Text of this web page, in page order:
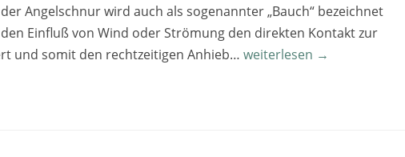
Angelschnur wird auch als sogenannter „Bauch“ bezeichnet
Einfluß von Wind oder Strömung den direkten Kontakt zur
und somit den rechtzeitigen Anhieb… weiterlesen →